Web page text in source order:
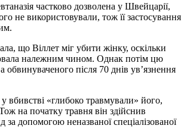
частково дозволена у Швейцарії,
не використовували, тож її застосування
що Віллет міг убити жінку, оскільки
належним чином. Однак потім цю
обвинуваченого після 70 днів ув’язнення
вбивстві «глибоко травмували» його,
на початку травня він здійснив
за допомогою неназваної спеціалізованої